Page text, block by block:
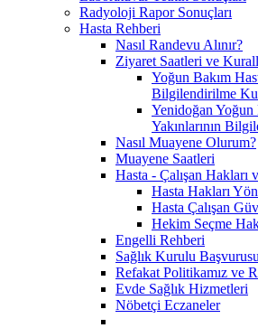
Radyoloji Rapor Sonuçları
Hasta Rehberi
Nasıl Randevu Alınır?
Ziyaret Saatleri ve
Yoğun Bakım
Bilgilendirilme
Yenidoğan Yoğun
Yakınlarının
Nasıl Muayene Olurum?
Muayene Saatleri
Hasta - Çalışan Hakları
Hasta Hakları
Hasta Çalışan
Hekim Seçme
Engelli Rehberi
Sağlık Kurulu Başvurusu
Refakat Politikamız ve
Evde Sağlık Hizmetleri
Nöbetçi Eczaneler